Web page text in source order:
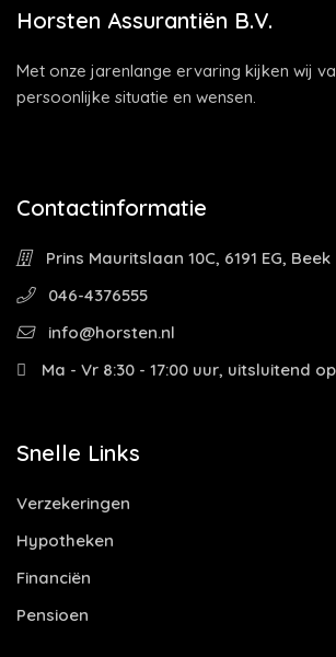
Horsten Assurantiën B.V.
Met onze jarenlange ervaring kijken wij
persoonlijke situatie en wensen.
Contactinformatie
Prins Mauritslaan 10C, 6191 EG, Beek
046-4376555
info@horsten.nl
Ma - Vr 8:30 - 17:00 uur, uitsluitend
Snelle Links
Verzekeringen
Hypotheken
Financiën
Pensioen